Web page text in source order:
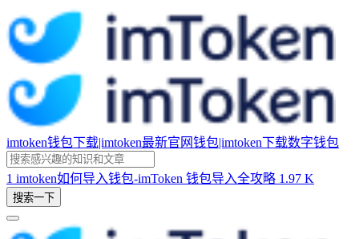
imtoken钱包下载|imtoken最新官网钱包|imtoken下载数字钱包
1 imtoken如何导入钱包-imToken 钱包导入全攻略 1.97 K
搜索一下